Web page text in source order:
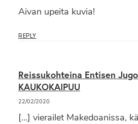
Aivan upeita kuvia!
REPLY
Reissukohteina Entisen
KAUKOKAIPUU
22/02/2020
[…] vierailet Makedoanissa,